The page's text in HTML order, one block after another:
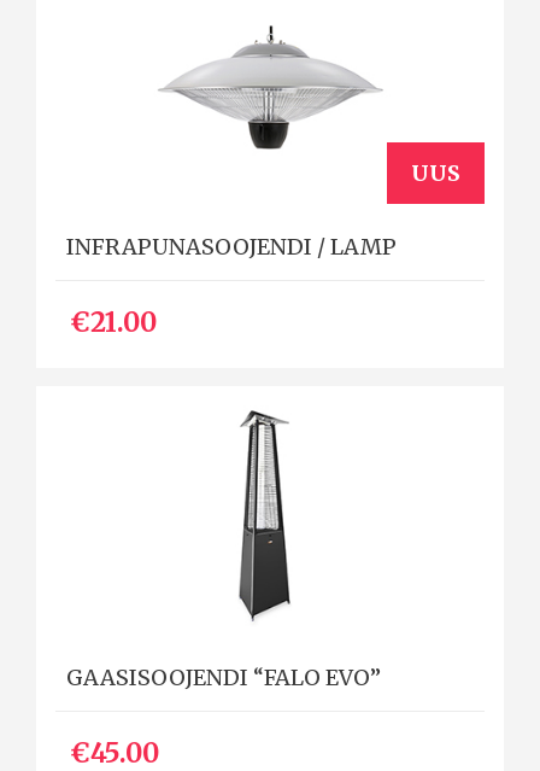
UUS
INFRAPUNASOOJENDI / LAMP
€21.00
GAASISOOJENDI “FALO EVO”
€45.00